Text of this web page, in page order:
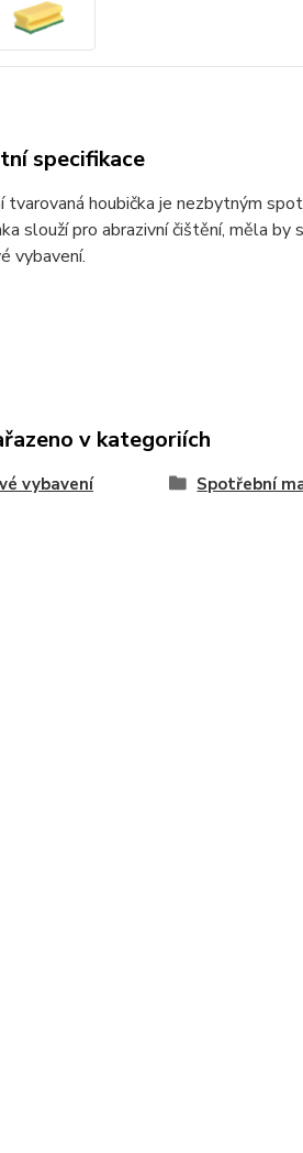
specifikace
tvarovaná houbička je nezbytným
slouží pro abrazivní čištění, měla
vybavení.
v kategoriích
vybavení Spotřební